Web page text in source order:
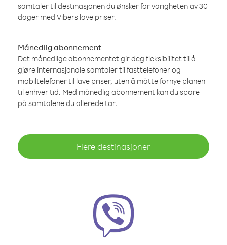
samtaler til destinasjonen du ønsker for varigheten av 30
dager med Vibers lave priser.
Månedlig abonnement
Det månedlige abonnementet gir deg fleksibilitet til å
gjøre internasjonale samtaler til fasttelefoner og
mobiltelefoner til lave priser, uten å måtte fornye planen
til enhver tid. Med månedlig abonnement kan du spare
på samtalene du allerede tar.
Flere destinasjoner